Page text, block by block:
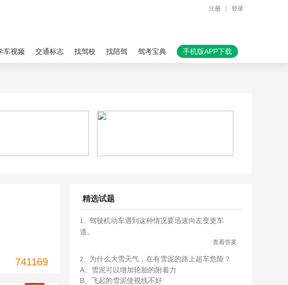
注册 登录
车视频 交通标志 找驾校 找陪驾 驾考宝典 手机版APP下载
741169
精选试题
1、 驾驶机动车遇到这种情况要迅速向左变更车
道。
查看答案
2、 为什么大雪天气，在有雪泥的路上超车危险？
A、雪泥可以增加轮胎的附着力
B、飞起的雪泥使视线不好